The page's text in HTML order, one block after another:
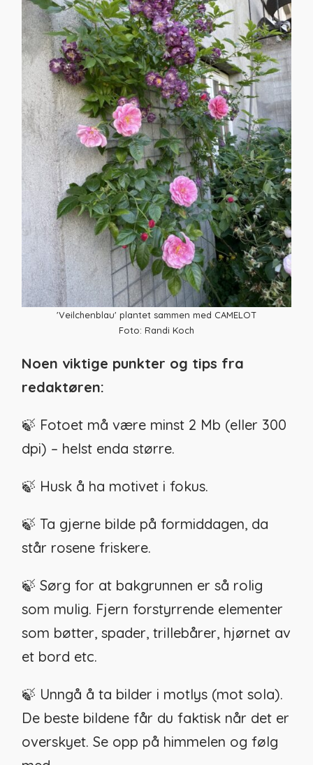
'Veilchenblau' plantet sammen med CAMELOT
Foto: Randi Koch
Noen viktige punkter og tips fra
redaktøren:
🍃 Fotoet må være minst 2 Mb (eller 300
dpi) – helst enda større.
🍃 Husk å ha motivet i fokus.
🍃 Ta gjerne bilde på formiddagen, da
står rosene friskere.
🍃 Sørg for at bakgrunnen er så rolig
som mulig. Fjern forstyrrende elementer
som bøtter, spader, trillebårer, hjørnet av
et bord etc.
🍃 Unngå å ta bilder i motlys (mot sola).
De beste bildene får du faktisk når det er
overskyet. Se opp på himmelen og følg